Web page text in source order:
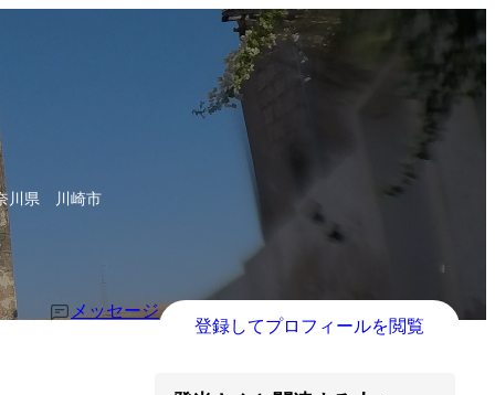
川県 川崎市
メッセージ
登録してプロフィールを閲覧